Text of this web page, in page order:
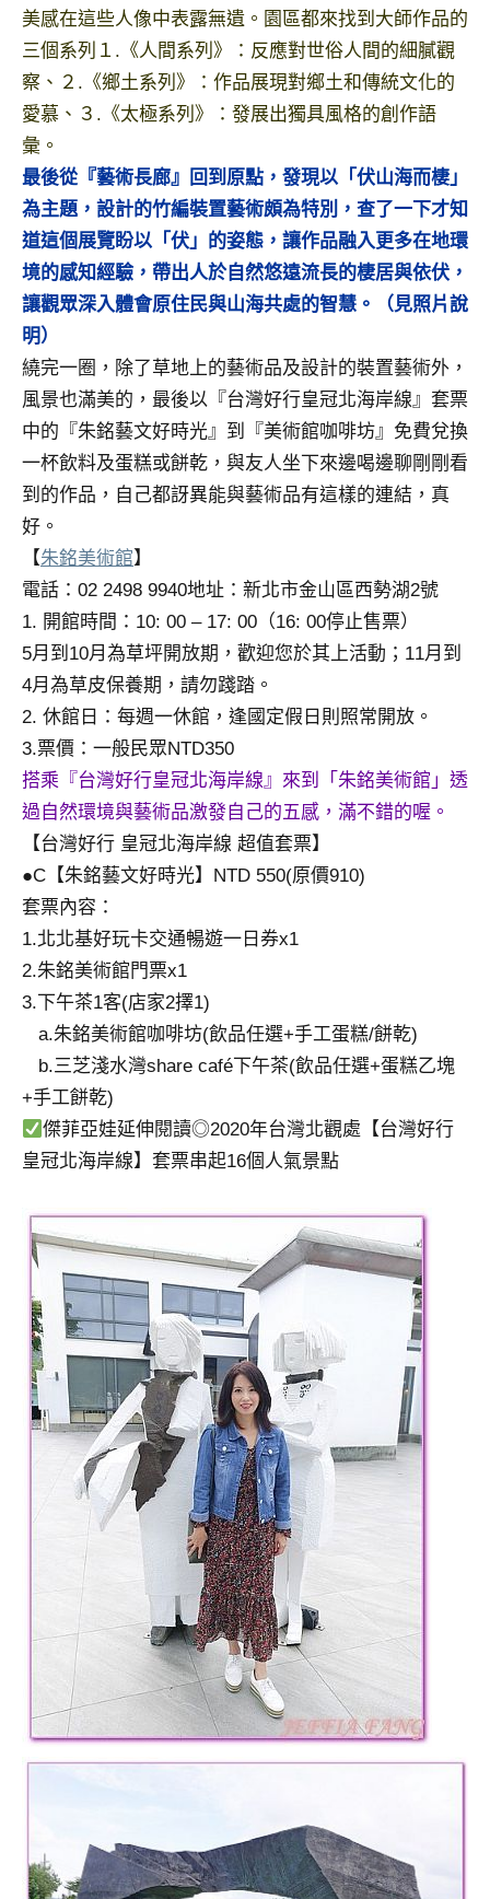
觀
光
合
作
達
人
對
★
美感在這些人像中表露無遺。園區都來找到大師作品的
三個系列１.《人間系列》：反應對世俗人間的細膩觀
察、２.《鄉土系列》：作品展現對鄉土和傳統文化的
愛慕、３.《太極系列》：發展出獨具風格的創作語
彙。
最後從『藝術長廊』回到原點，發現以「伏山海而棲」
為主題，設計的竹編裝置藝術頗為特別，查了一下才知
道這個展覽盼以「伏」的姿態，讓作品融入更多在地環
境的感知經驗，帶出人於自然悠遠流長的棲居與依伏，
讓觀眾深入體會原住民與山海共處的智慧。（見照片說
明）
繞完一圈，除了草地上的藝術品及設計的裝置藝術外，
風景也滿美的，最後以『台灣好行皇冠北海岸線』套票
中的『朱銘藝文好時光』到『美術館咖啡坊』免費兌換
一杯飲料及蛋糕或餅乾，與友人坐下來邊喝邊聊剛剛看
到的作品，自己都訝異能與藝術品有這樣的連結，真
好。
【朱銘美術館】
電話：02 2498 9940地址：新北市金山區西勢湖2號
1. 開館時間：10: 00 – 17: 00（16: 00停止售票）
5月到10月為草坪開放期，歡迎您於其上活動；11月到
4月為草皮保養期，請勿踐踏。
2. 休館日：每週一休館，逢國定假日則照常開放。
3.票價：一般民眾NTD350
搭乘『台灣好行皇冠北海岸線』來到「朱銘美術館」透
過自然環境與藝術品激發自己的五感，滿不錯的喔。
【台灣好行 皇冠北海岸線 超值套票】
●C【朱銘藝文好時光】NTD 550(原價910)
套票內容：
1.北北基好玩卡交通暢遊一日券x1
2.朱銘美術館門票x1
3.下午茶1客(店家2擇1)
a.朱銘美術館咖啡坊(飲品任選+手工蛋糕/餅乾)
b.三芝淺水灣share café下午茶(飲品任選+蛋糕乙塊
+手工餅乾)
傑菲亞娃延伸閱讀◎2020年台灣北觀處【台灣好行
皇冠北海岸線】套票串起16個人氣景點